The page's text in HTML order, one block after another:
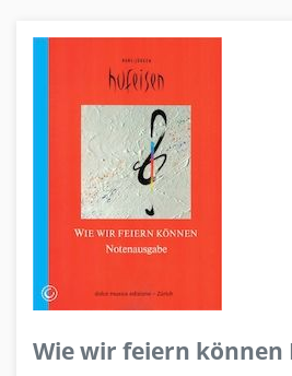
Wie wir feiern können